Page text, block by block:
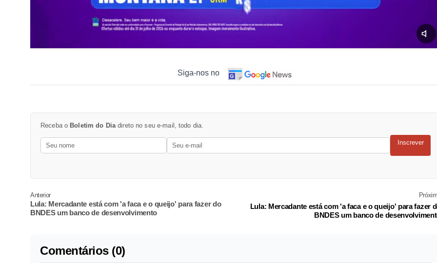
Siga-nos no
Receba o Boletim do Diadireto no seu e-mail, todo dia.
Inscrever
Anterior
Lula: Mercadante está com 'a faca e o queijo' para fazer do
BNDES um banco de desenvolvimento
Lula: Mercadante está com 'a faca e o queijo' para fazer
BNDES um banco de
Comentários (0)